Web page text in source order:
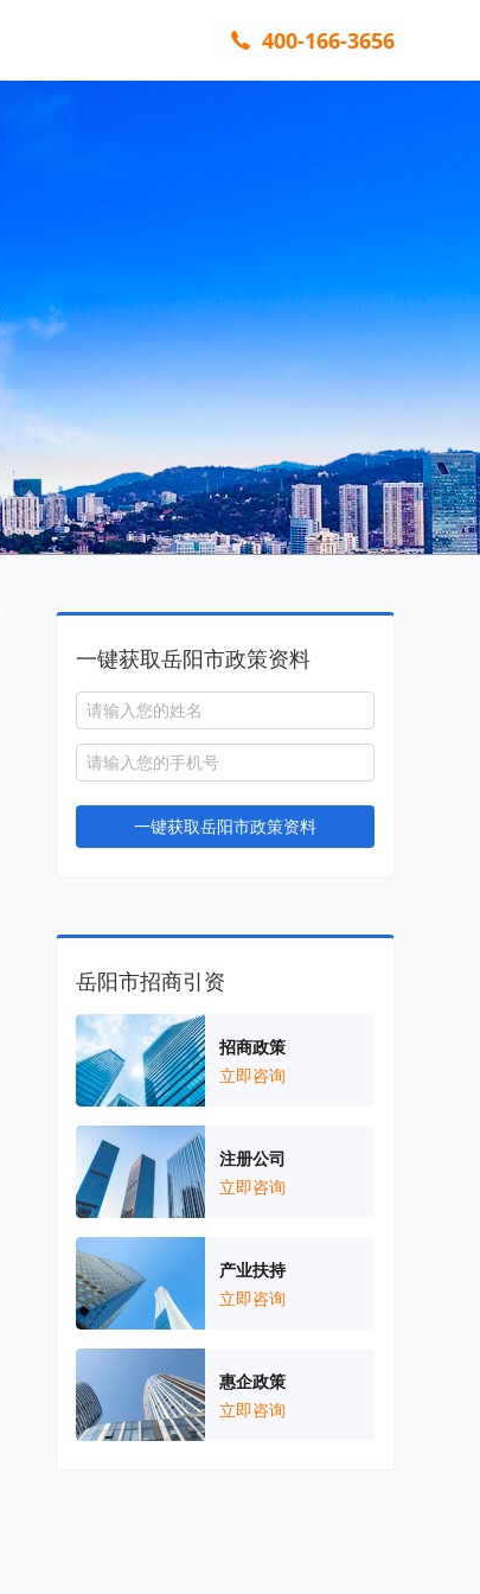
400-166-3656
一键获取岳阳市政策资料
一键获取岳阳市政策资料
岳阳市招商引资
招商政策
立即咨询
注册公司
立即咨询
产业扶持
立即咨询
惠企政策
立即咨询